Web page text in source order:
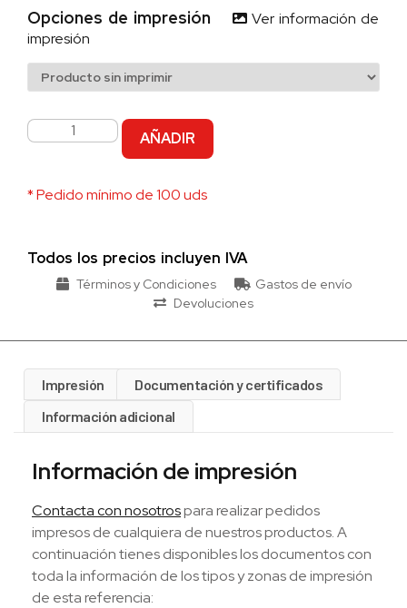
Opciones de impresión
Ver información de
impresión
AÑADIR
* Pedido mínimo de 100 uds
Todos los precios incluyen IVA
Términos y Condiciones
Gastos de envío
Devoluciones
Impresión
Documentación y certificados
Información adicional
Información de impresión
Contacta con nosotrospara realizar pedidos
impresos de cualquiera de nuestros productos. A
continuación tienes disponibles los documentos con
toda la información de los tipos y zonas de impresión
de esta referencia: